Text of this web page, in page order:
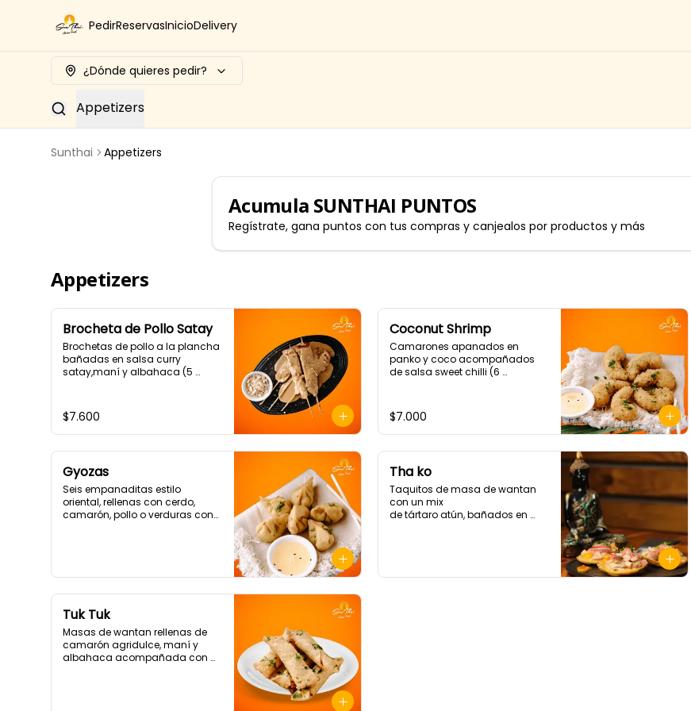
PedirReservasInicioDelivery
¿Dónde quieres pedir?
Appetizers
Sunthai Appetizers
Acumula SUNTHAI PUNTOS
Regístrate, gana puntos con tus compras y canjealos por productos y más
Appetizers
Brocheta de Pollo Satay
Brochetas de pollo a la plancha
bañadas en salsa curry
satay,maní y albahaca (5
$7.600
Coconut Shrimp
Camarones apanados en
panko y coco acompañados
de salsa sweet chilli (6
$7.000
Gyozas
Seis empanaditas estilo
oriental, rellenas con cerdo,
camarón, pollo o verduras con
Tha ko
Taquitos de masa de wantan
con un mix
de tártaro atún, bañados en
Tuk Tuk
Masas de wantan rellenas de
camarón agridulce, maní y
albahaca acompañada con